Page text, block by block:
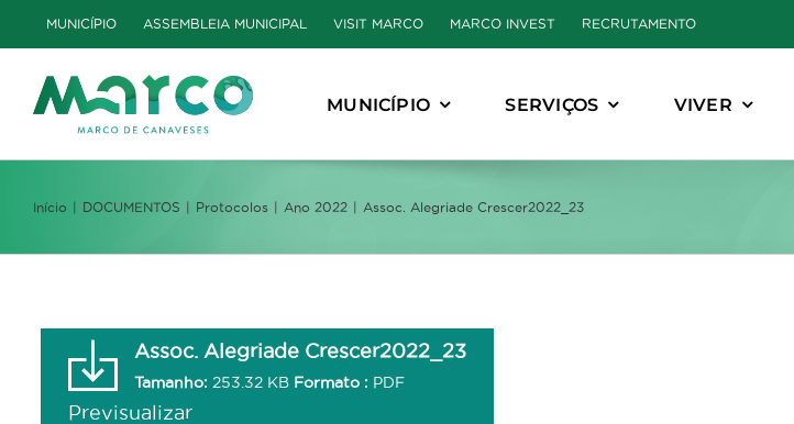
to
content
MUNICÍPIO ASSEMBLEIA MUNICIPAL VISIT MARCO MARCO INVEST RECRUTAMENTO
MUNICÍPIO SERVIÇOS VIVER
Início DOCUMENTOS Protocolos Ano 2022 Assoc. Alegriade Crescer2022_23
Assoc. Alegriade Crescer2022_23
Tamanho: 253.32 KB Formato : PDF
Previsualizar